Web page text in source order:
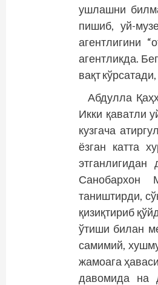
ушлашни
пишиб, уй-
агентлигини
агентликда.
вақт
Абдулла
Икки қаватли
кузгача
ёзган катта
Санобархон
таништирди,
қизиқтириб
ўтиши билан
самимий,
жамоага
давомида на